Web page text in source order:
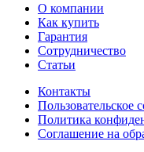
О компании
Как купить
Гарантия
Сотрудничество
Статьи
Контакты
Пользовательское
Политика
Соглашение на